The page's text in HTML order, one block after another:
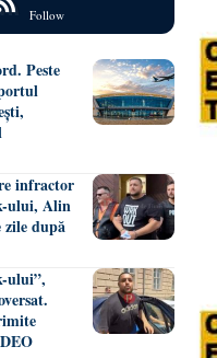
Follow
Peste
infractor
ului, Alin
zile după
ului”,